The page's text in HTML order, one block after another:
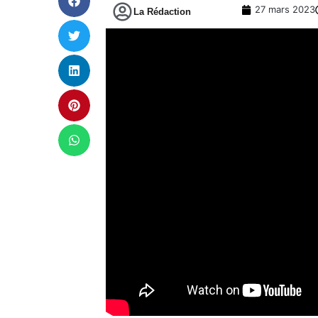
La Rédaction 27 mars 2023